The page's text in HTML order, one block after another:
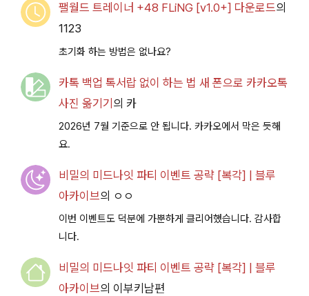
팰월드 트레이너 +48 FLiNG [v1.0+] 다운로드의
1123
초기화 하는 방법은 없나요?
카톡 백업 톡서랍 없이 하는 법 새 폰으로 카카오톡
사진 옮기기 의 카
2026년 7월 기준으로 안 됩니다. 카카오에서 막은 듯해
요.
비밀의 미드나잇 파티 이벤트 공략 [복각] | 블루
아카이브의 ㅇㅇ
이번 이벤트도 덕분에 가뿐하게 클리어했습니다. 감사합
니다.
비밀의 미드나잇 파티 이벤트 공략 [복각] | 블루
아카이브의 이부키남편